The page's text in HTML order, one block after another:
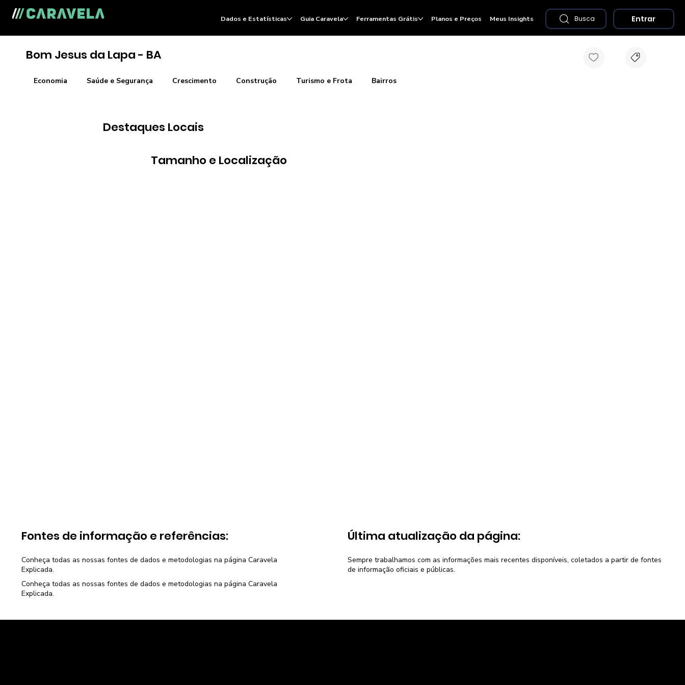
Tamanho e Localização
Destaques Locais
Fontes de informação e referências: Última atualização da página:
Sempre trabalhamos com as informações mais recentes disponíveis, coletados a partir de fontes
de informação oficiais e públicas.
Conheça todas as nossas fontes de dados e metodologias na página Caravela
Explicada.
Conheça todas as nossas fontes de dados e metodologias na página Caravela
Explicada.
Economia Saúde e Segurança Crescimento Construção Turismo e Frota Bairros
Bom Jesus da Lapa - BA
Dados e Estatísticas Guia Caravela Ferramentas Grátis Planos e Preços Meus Insights Busca Entrar